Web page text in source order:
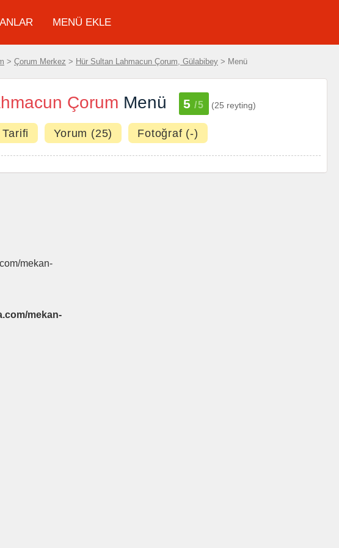
MENÜ EKLE
> Çorum Merkez > Hür Sultan Lahmacun Çorum, Gülabibey > Menü
Çorum Menü 5 /5 (25 reyting)
Tarifi Yorum (25) Fotoğraf (-)
mekan-
mekan-